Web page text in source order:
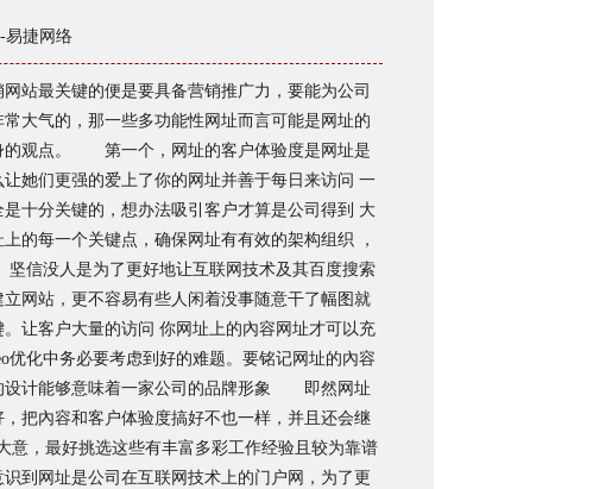
易捷网络
站最关键的便是要具备营销推广力，要能为公司
大气的，那一些多功能性网址而言可能是网址的
的观点。 第一个，网址的客户体验度是网址是
她们更强的爱上了你的网址并善于每日来访问 一
十分关键的，想办法吸引客户才算是公司得到 大
每一个关键点，确保网址有有效的架构组织 ，
没人是为了更好地让互联网技术及其百度搜索
网站，更不容易有些人闲着没事随意干了幅图就
让客户大量的访问 你网址上的內容网址才可以充
化中务必要考虑到好的难题。要铭记网址的內容
设计能够意味着一家公司的品牌形象 即然网址
把內容和客户体验度搞好不也一样，并且还会继
，最好挑选这些有丰富多彩工作经验且较为靠谱
到网址是公司在互联网技术上的门户网，为了更